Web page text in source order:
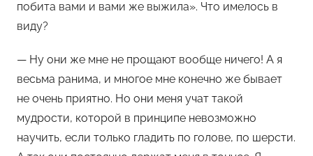
побита вами и вами же выжила». Что имелось в
виду?
— Ну они же мне не прощают вообще ничего! А я
весьма ранима, и многое мне конечно же бывает
не очень приятно. Но они меня учат такой
мудрости, которой в принципе невозможно
научить, если только гладить по голове, по шерсти.